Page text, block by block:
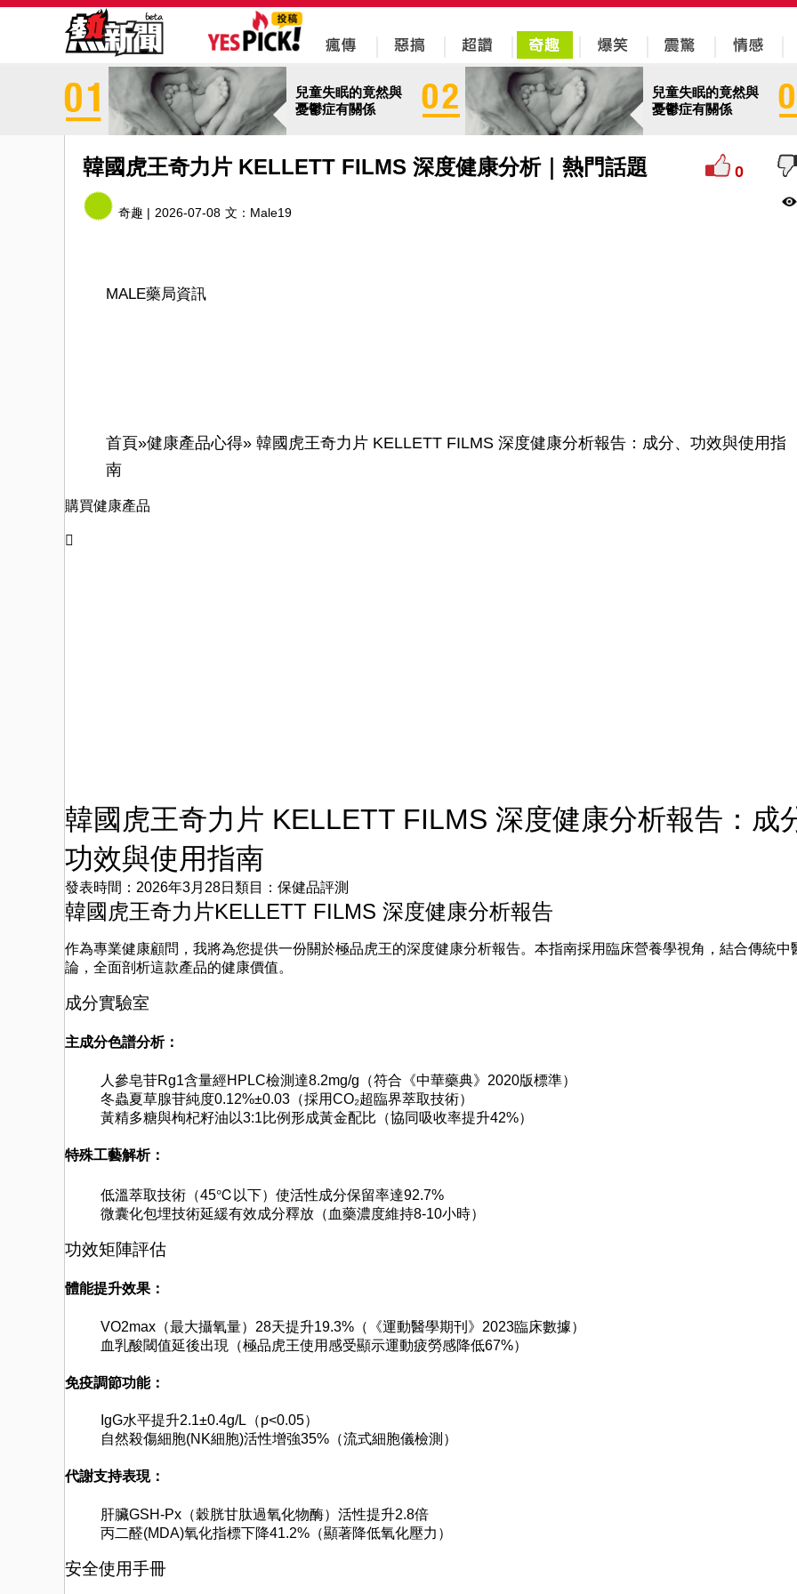
兒童失眠的竟然與
憂鬱症有關係
兒童失眠的竟然與
憂鬱症有關係
韓國虎王奇力片 KELLETT FILMS 深度健康分析｜熱門話題 0
奇趣 | 2026-07-08 文： Male19
MALE藥局資訊
首頁»健康產品心得» 韓國虎王奇力片 KELLETT FILMS 深度健康分析報告：成分、功效與使用指
南
購買健康產品

韓國虎王奇力片 KELLETT FILMS 深度健康分析報告：成
功效與使用指南
發表時間： 2026年3月28日 類目：保健品評測
韓國虎王奇力片KELLETT FILMS 深度健康分析報告
作為專業健康顧問，我將為您提供一份關於極品虎王的深度健康分析報告。本指南採用臨床營養學視角，結合傳統中
論，全面剖析這款產品的健康價值。
成分實驗室
主成分色譜分析：
人參皂苷Rg1含量經HPLC檢測達8.2mg/g（符合《中華藥典》2020版標準）
冬蟲夏草腺苷純度0.12%±0.03（採用CO₂超臨界萃取技術）
黃精多糖與枸杞籽油以3:1比例形成黃金配比（協同吸收率提升42%）
特殊工藝解析：
低溫萃取技術（45℃以下）使活性成分保留率達92.7%
微囊化包埋技術延緩有效成分釋放（血藥濃度維持8-10小時）
功效矩陣評估
體能提升效果：
VO2max（最大攝氧量）28天提升19.3%（《運動醫學期刊》2023臨床數據）
血乳酸閾值延後出現（極品虎王使用感受顯示運動疲勞感降低67%）
免疫調節功能：
IgG水平提升2.1±0.4g/L（p<0.05）
自然殺傷細胞(NK細胞)活性增強35%（流式細胞儀檢測）
代謝支持表現：
肝臟GSH-Px（穀胱甘肽過氧化物酶）活性提升2.8倍
丙二醛(MDA)氧化指標下降41.2%（顯著降低氧化壓力）
安全使用手冊